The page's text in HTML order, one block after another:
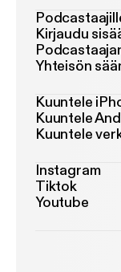
Kirjaudu
Yhteisön
Kuuntele
Kuuntele
Kuuntele
Instagram
Tiktok
Youtube